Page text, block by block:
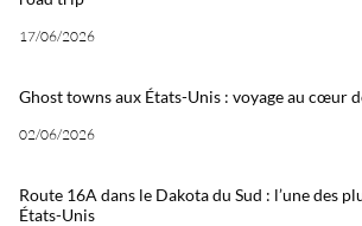
17/06/2026
Ghost towns aux États-Unis : voyage au cœur
02/06/2026
Route 16A dans le Dakota du Sud : l’une des
États-Unis